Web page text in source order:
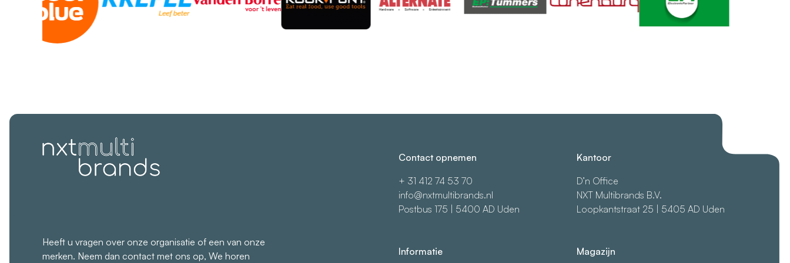
Heeft u vragen over onze organisatie of een van onze
merken. Neem dan contact met ons op, We horen
Contact opnemen
+ 31 412 74 53 70
info@nxtmultibrands.nl
Postbus 175 | 5400 AD Uden
Informatie
Kantoor
D’n Office
NXT Multibrands B.V.
Loopkantstraat 25 | 5405 AD Uden
Magazijn